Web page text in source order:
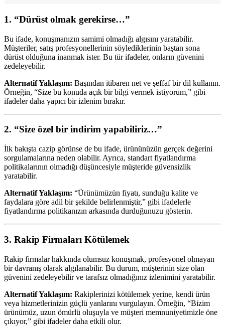
1. “Dürüst olmak gerekirse…”
Bu ifade, konuşmanızın samimi olmadığı algısını yaratabilir.
Müşteriler, satış profesyonellerinin söylediklerinin baştan sona
dürüst olduğuna inanmak ister. Bu tür ifadeler, onların güvenini
zedeleyebilir.
Alternatif Yaklaşım: Başından itibaren net ve şeffaf bir dil kullanın.
Örneğin, “Size bu konuda açık bir bilgi vermek istiyorum,” gibi
ifadeler daha yapıcı bir izlenim bırakır.
2. “Size özel bir indirim yapabiliriz…”
İlk bakışta cazip görünse de bu ifade, ürününüzün gerçek değerini
sorgulamalarına neden olabilir. Ayrıca, standart fiyatlandırma
politikalarının olmadığı düşüncesiyle müşteride güvensizlik
yaratabilir.
Alternatif Yaklaşım: “Ürünümüzün fiyatı, sunduğu kalite ve
faydalara göre adil bir şekilde belirlenmiştir,” gibi ifadelerle
fiyatlandırma politikanızın arkasında durduğunuzu gösterin.
3. Rakip Firmaları Kötülemek
Rakip firmalar hakkında olumsuz konuşmak, profesyonel olmayan
bir davranış olarak algılanabilir. Bu durum, müşterinin size olan
güvenini zedeleyebilir ve tarafsız olmadığınız izlenimini yaratabilir.
Alternatif Yaklaşım: Rakiplerinizi kötülemek yerine, kendi ürün
veya hizmetlerinizin güçlü yanlarını vurgulayın. Örneğin, “Bizim
ürünümüz, uzun ömürlü oluşuyla ve müşteri memnuniyetimizle öne
çıkıyor,” gibi ifadeler daha etkili olur.